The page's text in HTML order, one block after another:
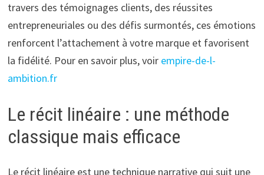
travers des témoignages clients, des réussites
entrepreneuriales ou des défis surmontés, ces émotions
renforcent l’attachement à votre marque et favorisent
la fidélité. Pour en savoir plus, voir empire-de-l-
ambition.fr
Le récit linéaire : une méthode
classique mais efficace
Le récit linéaire est une technique narrative qui suit une